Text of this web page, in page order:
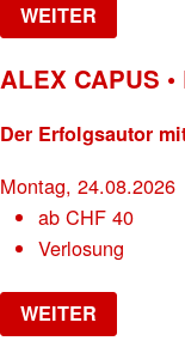
WEITER
ALEX CAPUS
Der Erfolgsautor
Montag, 24.08.2026
abCHF 40
Verlosung
WEITER